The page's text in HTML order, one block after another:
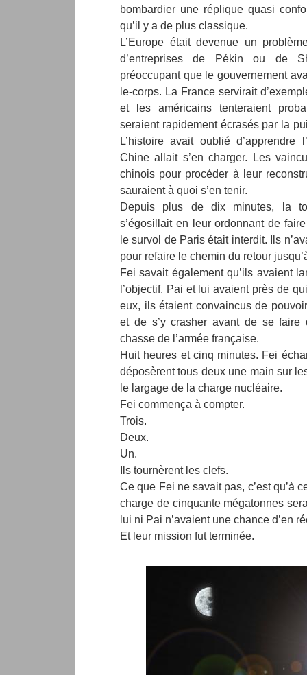
bombardier une réplique quasi
qu’il y a de plus classique.
L’Europe était devenue un
d’entreprises de Pékin ou de
préoccupant que le gouvernement
le-corps. La France servirait
et les américains tenteraient
seraient rapidement écrasés par la
L’histoire avait oublié d’apprendre
Chine allait s’en charger. Les
chinois pour procéder à leur
sauraient à quoi s’en tenir.
Depuis plus de dix minutes, la
s’égosillait en leur ordonnant de
le survol de Paris était interdit. Ils
pour refaire le chemin du retour
Fei savait également qu’ils avaient
l’objectif. Pai et lui avaient près de
eux, ils étaient convaincus de
et de s’y crasher avant de se
chasse de l’armée française.
Huit heures et cinq minutes. Fei
déposèrent tous deux une main sur
le largage de la charge nucléaire.
Fei commença à compter.
Trois.
Deux.
Un.
Ils tournèrent les clefs.
Ce que Fei ne savait pas, c’est qu’à
charge de cinquante mégatonnes
lui ni Pai n’avaient une chance d’en
Et leur mission fut terminée.